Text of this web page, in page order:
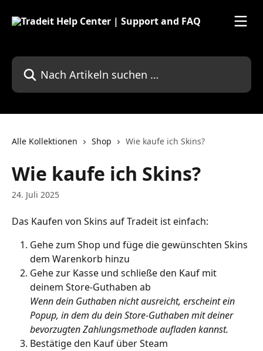
Nach Artikeln suchen …
Alle Kollektionen Shop Wie kaufe ich Skins?
Wie kaufe ich Skins?
24. Juli 2025
Das Kaufen von Skins auf Tradeit ist einfach:
Gehe zum Shop und füge die gewünschten Skins
dem Warenkorb hinzu
Gehe zur Kasse und schließe den Kauf mit
deinem Store-Guthaben ab
Wenn dein Guthaben nicht ausreicht, erscheint ein
Popup, in dem du dein Store-Guthaben mit deiner
bevorzugten Zahlungsmethode aufladen kannst.
Bestätige den Kauf über Steam